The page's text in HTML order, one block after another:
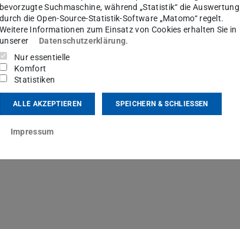
er in den Arbeitsbereich
Prof. Dr. Markus Lederer. Im Rahmen
Interaktionsbedingungen die
Energiepolitik beeinflussen.
„ Standards des Regierens“ im
er zudem im
Strategischen Controllingder
bevorzugte Suchmaschine, während „Statistik“ die Auswertung
durch die Open-Source-Statistik-Software „Matomo“ regelt.
Weitere Informationen zum Einsatz von Cookies erhalten Sie in
unserer
Datenschutzerklärung.
Nur essentielle
Komfort
Statistiken
ALLE AKZEPTIEREN SPEICHERN & SCHLIESSEN
Impressum